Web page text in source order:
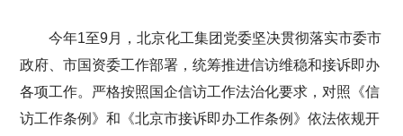
今年1至9月，北京化工集团党委坚决贯彻落实市委市
政府、市国资委工作部署，统筹推进信访维稳和接诉即办
各项工作。严格按照国企信访工作法治化要求，对照《信
访工作条例》和《北京市接诉即办工作条例》依法依规开